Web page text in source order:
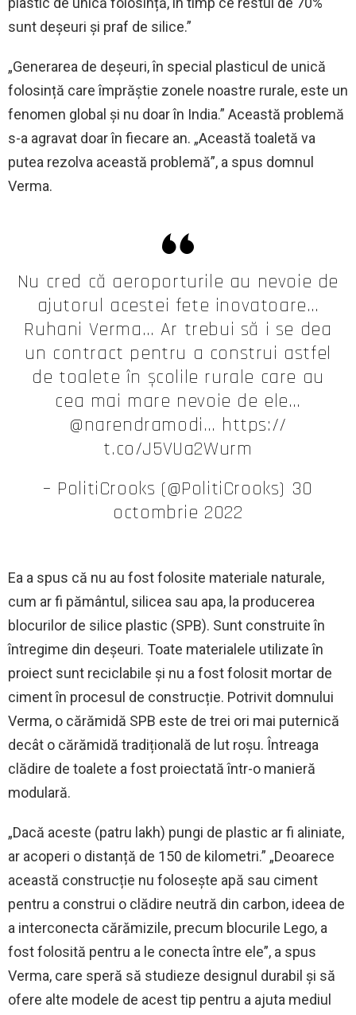
sunt deșeuri și praf de silice.”
„Generarea de deșeuri, în special plasticul de unică
folosință care împrăștie zonele noastre rurale, este un
fenomen global și nu doar în India.” Această problemă
s-a agravat doar în fiecare an. „Această toaletă va
putea rezolva această problemă”, a spus domnul
Verma.
Nu cred că aeroporturile au nevoie de
ajutorul acestei fete inovatoare…
Ruhani Verma… Ar trebui să i se dea
un contract pentru a construi astfel
de toalete în școlile rurale care au
cea mai mare nevoie de ele…
@narendramodi… https://
t.co/J5VUa2Wurm
– PolitiCrooks (@PolitiCrooks) 30
octombrie 2022
Ea a spus că nu au fost folosite materiale naturale,
cum ar fi pământul, silicea sau apa, la producerea
blocurilor de silice plastic (SPB). Sunt construite în
întregime din deșeuri. Toate materialele utilizate în
proiect sunt reciclabile și nu a fost folosit mortar de
ciment în procesul de construcție. Potrivit domnului
Verma, o cărămidă SPB este de trei ori mai puternică
decât o cărămidă tradițională de lut roșu. Întreaga
clădire de toalete a fost proiectată într-o manieră
modulară.
„Dacă aceste (patru lakh) pungi de plastic ar fi aliniate,
ar acoperi o distanță de 150 de kilometri.” „Deoarece
această construcție nu folosește apă sau ciment
pentru a construi o clădire neutră din carbon, ideea de
a interconecta cărămizile, precum blocurile Lego, a
fost folosită pentru a le conecta între ele”, a spus
Verma, care speră să studieze designul durabil și să
ofere alte modele de acest tip pentru a ajuta mediul